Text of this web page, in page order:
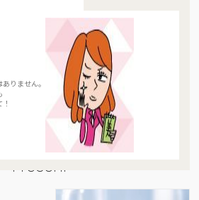
りません。
Present